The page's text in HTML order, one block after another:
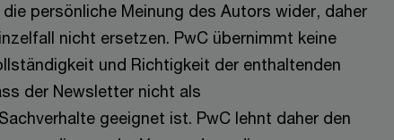
persönliche Meinung des Autors wider, daher
nicht ersetzen. PwC übernimmt keine
und Richtigkeit der enthaltenden
der Newsletter nicht als
geeignet ist. PwC lehnt daher den